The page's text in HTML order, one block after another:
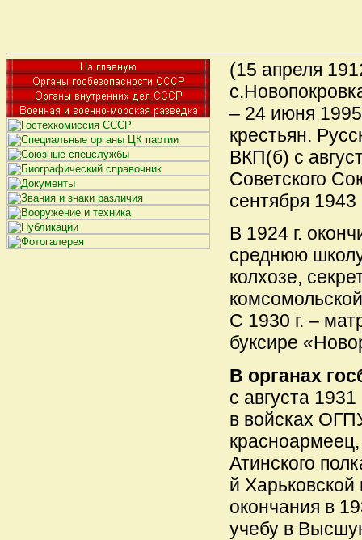
(15 апреля
– 24 июня
крестьян.
ВКП(б) с
Советского
сентября 1943
В 1924 г.
среднюю
колхозе,
С 1930 г. –
буксире
В органах
с августа
в войсках
Атинского
й
окончания в
учебу в